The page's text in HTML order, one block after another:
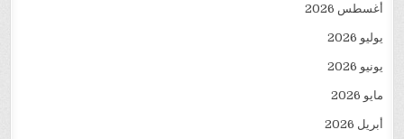
أغسطس 2026
يوليو 2026
يونيو 2026
مايو 2026
أبريل 2026